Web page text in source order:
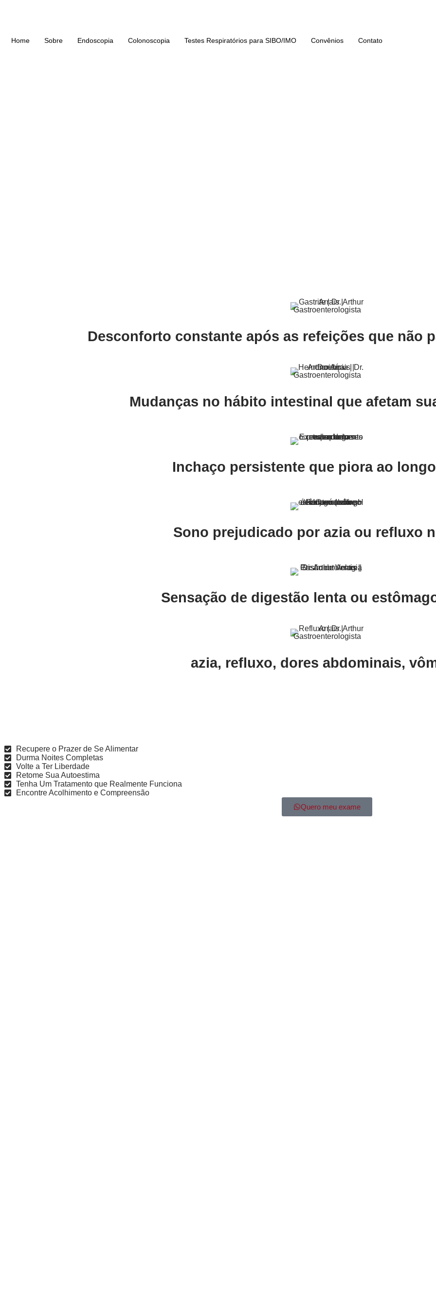
Home Sobre Endoscopia Colonoscopia Testes Respiratórios para SIBO/IMO Convênios Contato
Desconforto constante após as refeições que não
Mudanças no hábito intestinal que afetam
Inchaço persistente que piora ao
Sono prejudicado por azia ou refluxo
Sensação de digestão lenta ou
azia, refluxo, dores abdominais,
Recupere o Prazer de Se Alimentar
Durma Noites Completas
Volte a Ter Liberdade
Retome Sua Autoestima
Tenha Um Tratamento que Realmente Funciona
Encontre Acolhimento e Compreensão
Quero meu exame